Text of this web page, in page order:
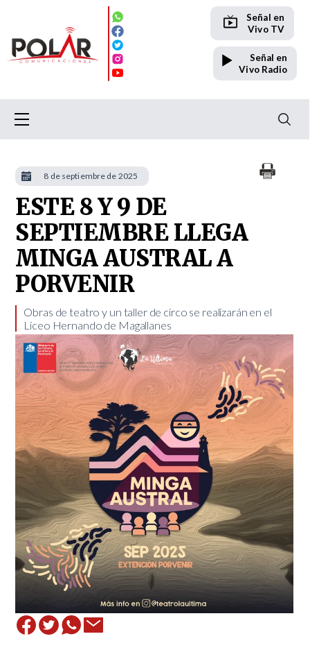
Señal en
Vivo TV
Señal en
Vivo Radio
ESTE 8 Y 9 DE
SEPTIEMBRE LLEGA
MINGA AUSTRAL A
PORVENIR
​Obras de teatro y un taller de circo se realizarán en el
Liceo Hernando de Magallanes
8 de septiembre de 2025